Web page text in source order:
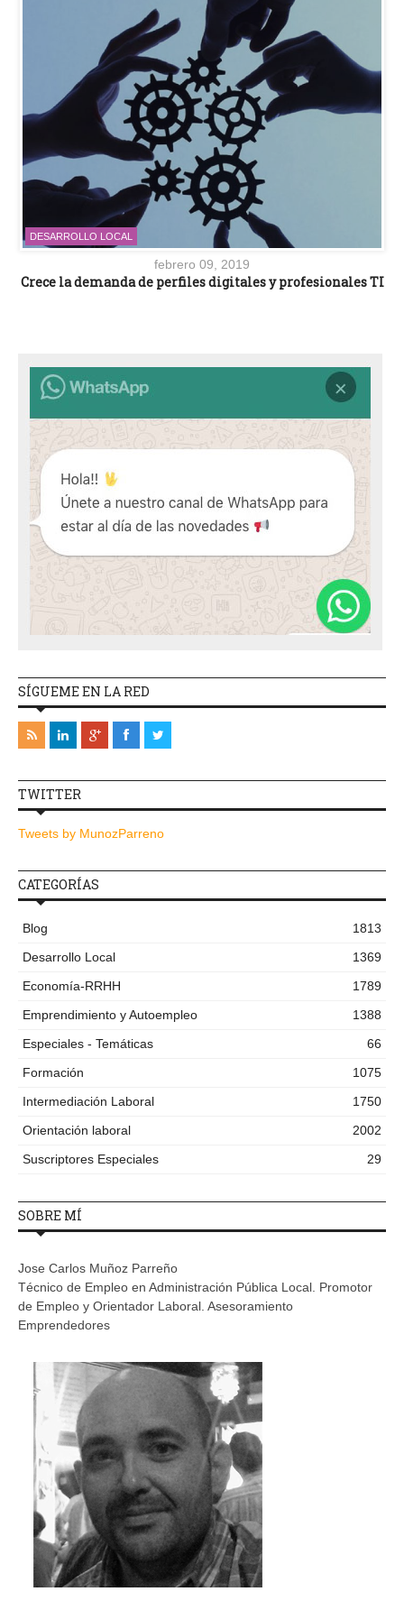
DESARROLLO LOCAL
febrero 09, 2019
Crece la demanda de perfiles digitales y profesionales TI
SÍGUEME EN LA RED
TWITTER
Tweets by MunozParreno
CATEGORÍAS
Blog
1813
Desarrollo Local
1369
Economía-RRHH
1789
Emprendimiento y Autoempleo
1388
Especiales - Temáticas
66
Formación
1075
Intermediación Laboral
1750
Orientación laboral
2002
Suscriptores Especiales
29
SOBRE MÍ
Jose Carlos Muñoz Parreño
Técnico de Empleo en Administración Pública Local. Promotor
de Empleo y Orientador Laboral. Asesoramiento
Emprendedores